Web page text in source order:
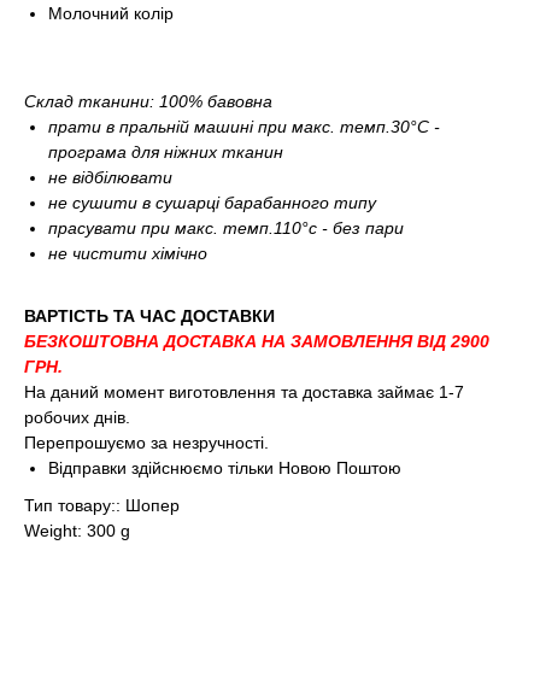
Молочний колір
Склад тканини: 100% бавовна
прати в пральній машині при макс. темп.30°С -
програма для ніжних тканин
не відбілювати
не сушити в сушарці барабанного типу
прасувати при макс. темп.110°c - без пари
не чистити хімічно
ВАРТІСТЬ ТА ЧАС ДОСТАВКИ
БЕЗКОШТОВНА ДОСТАВКА НА ЗАМОВЛЕННЯ ВІД 2900
ГРН.
На даний момент виготовлення та доставка займає 1-7
робочих днів.
Перепрошуємо за незручності.
Відправки здійснюємо тільки Новою Поштою
Тип товару:: Шопер
Weight: 300 g